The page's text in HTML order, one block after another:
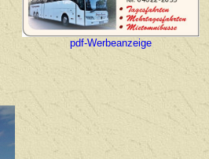
pdf-Werbeanzeige